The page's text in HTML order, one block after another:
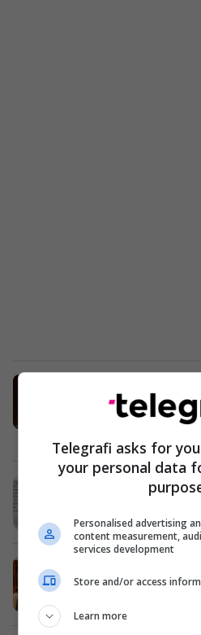
Thaçi në
kryesimin e
ardhmen e
Drançolli:
Sociale 09/
Hoxhaj:
Kosovën
Telegrafi asks for
your personal data
Personalised advertising
content measurement,
services development
Store and/or access
Learn more